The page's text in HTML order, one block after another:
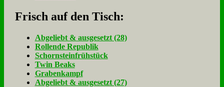
Frisch auf den Tisch:
Ab­ge­liebt & aus­ge­setzt (28)
Rol­len­de Re­pu­blik
Schorn­stein­früh­stück
Twin Beaks
Gra­ben­kampf
Ab­ge­liebt & aus­ge­setzt (27)